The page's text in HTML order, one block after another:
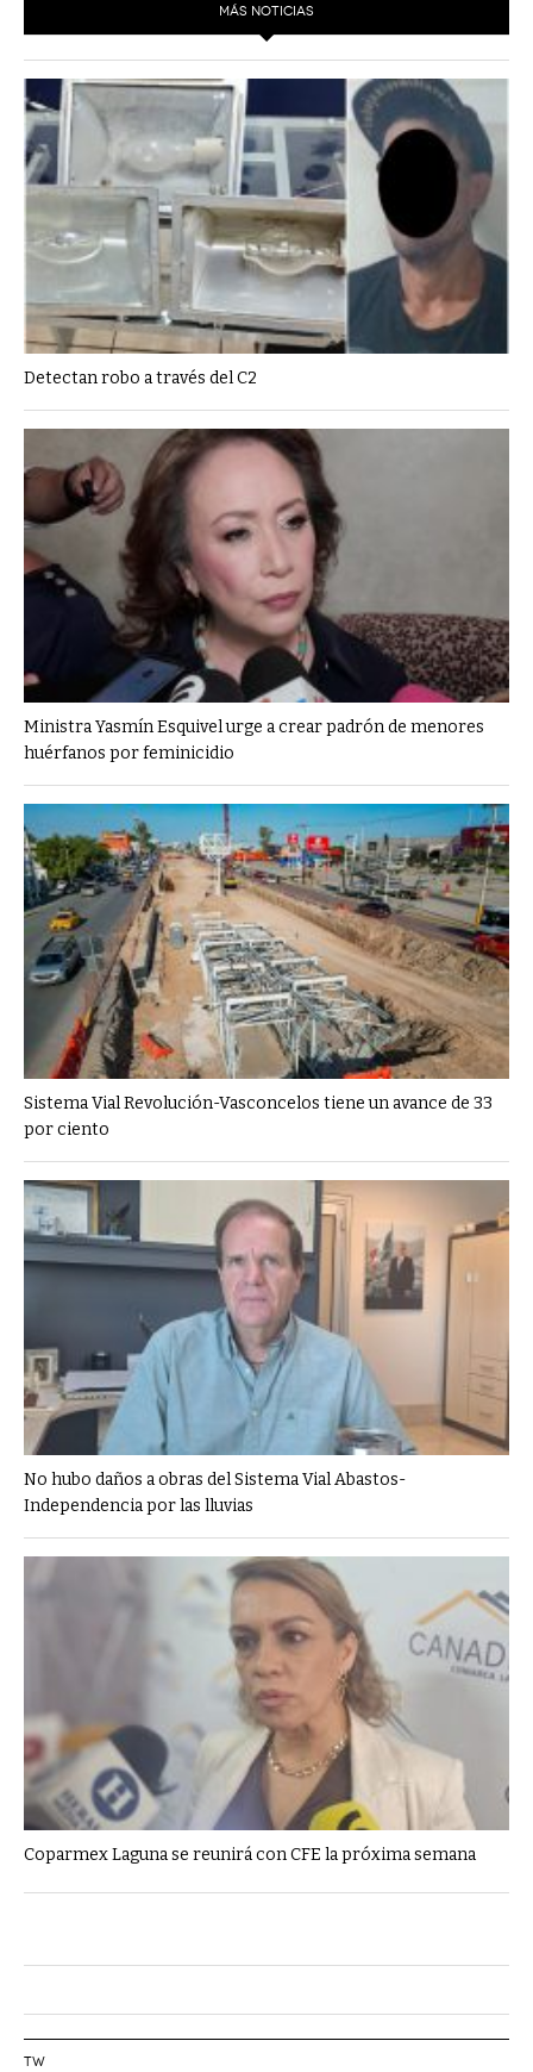
MÁS NOTICIAS
Detectan robo a través del C2
Ministra Yasmín Esquivel urge a crear padrón de menores
huérfanos por feminicidio
Sistema Vial Revolución-Vasconcelos tiene un avance de 33
por ciento
No hubo daños a obras del Sistema Vial Abastos-
Independencia por las lluvias
Coparmex Laguna se reunirá con CFE la próxima semana
TW